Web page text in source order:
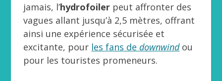
jamais, l’hydrofoiler peut affronter des
vagues allant jusqu’à 2,5 mètres, offrant
ainsi une expérience sécurisée et
excitante, pour les fans dedownwindou
pour les touristes promeneurs.